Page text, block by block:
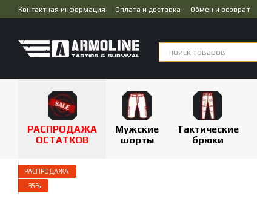
Перейти к основному контенту
Контактная информация Оплата и доставка Обмен и возврат
РАСПРОДАЖА
ОСТАТКОВ
Мужские
шорты
Тактические
брюки
РАСПРОДАЖА
−35%